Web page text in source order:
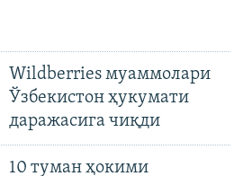
Wildberries муаммолари
Ўзбекистон ҳукумати
даражасига чиқди
10 туман ҳокими